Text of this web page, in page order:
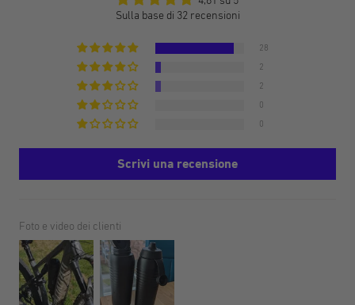
Sulla base di 32 recensioni
28
2
2
0
0
Scrivi una recensione
Foto e video dei clienti